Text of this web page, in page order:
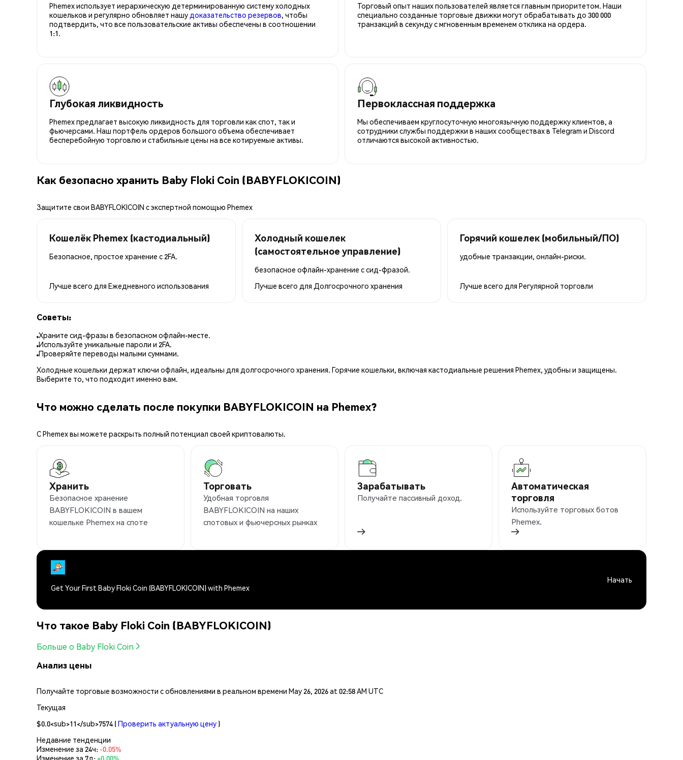
Phemex использует иерархическую детерминированную систему холодных
кошельков и регулярно обновляет нашу доказательство резервов , чтобы
подтвердить, что все пользовательские активы обеспечены в соотношении
1:1.
Торговый опыт наших пользователей является главным приоритетом. Наши
специально созданные торговые движки могут обрабатывать до 300 000
транзакций в секунду с мгновенным временем отклика на ордера.
Глубокая ликвидность
Phemex предлагает высокую ликвидность для торговли как спот, так и
фьючерсами. Наш портфель ордеров большого объема обеспечивает
бесперебойную торговлю и стабильные цены на все котируемые активы.
Первоклассная поддержка
Мы обеспечиваем круглосуточную многоязычную поддержку клиентов, а
сотрудники службы поддержки в наших сообществах в Telegram и Discord
отличаются высокой активностью.
Как безопасно хранить Baby Floki Coin (BABYFLOKICOIN)
Защитите свои BABYFLOKICOIN с экспертной помощью Phemex
Кошелёк Phemex (кастодиальный)
Безопасное, простое хранение с 2FA.
Лучше всего для Ежедневного использования
Холодный кошелек
(самостоятельное управление)
безопасное офлайн-хранение с сид-фразой.
Лучше всего для Долгосрочного хранения
Горячий кошелек (мобильный/ПО)
удобные транзакции, онлайн-риски.
Лучше всего для Регулярной торговли
Советы:
Храните сид-фразы в безопасном офлайн-месте.
Используйте уникальные пароли и 2FA.
Проверяйте переводы малыми суммами.
Холодные кошельки держат ключи офлайн, идеальны для долгосрочного хранения. Горячие кошельки, включая кастодиальные решения Phemex, удобны и защищены.
Выберите то, что подходит именно вам.
Что можно сделать после покупки BABYFLOKICOIN на Phemex?
С Phemex вы можете раскрыть полный потенциал своей криптовалюты.
Хранить
Безопасное хранение
BABYFLOKICOIN в вашем
кошельке Phemex на споте
Торговать
Удобная торговля
BABYFLOKICOIN на наших
спотовых и фьючерсных рынках
Зарабатывать
Получайте пассивный доход.
Автоматическая
торговля
Используйте торговых ботов
Phemex.
Get Your First Baby Floki Coin (BABYFLOKICOIN) with Phemex
Начать
Что такое Baby Floki Coin (BABYFLOKICOIN)
Больше о Baby Floki Coin
Анализ цены
Получайте торговые возможности с обновлениями в реальном времени May 26, 2026 at 02:58 AM UTC
Текущая
$0.0<sub>11</sub>7574 (Проверить актуальную цену )
Недавние тенденции
Изменение за 24ч: -0.05%
Изменение за 7д:+0.00%